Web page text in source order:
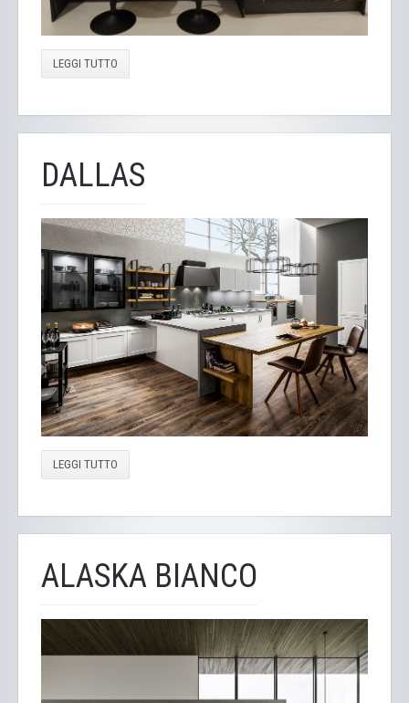
LEGGI TUTTO
DALLAS
LEGGI TUTTO
ALASKA BIANCO